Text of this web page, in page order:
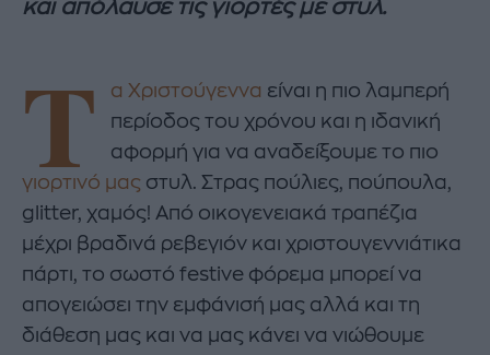
και απόλαυσε τις γιορτές με στυλ.
Τ α Χριστούγεννα είναι η πιο λαμπερή
περίοδος του χρόνου και η ιδανική
αφορμή για να αναδείξουμε το πιο
γιορτινό μας στυλ. Στρας πούλιες, πούπουλα,
glitter, χαμός! Από οικογενειακά τραπέζια
μέχρι βραδινά ρεβεγιόν και χριστουγεννιάτικα
πάρτι, το σωστό festive φόρεμα μπορεί να
απογειώσει την εμφάνισή μας αλλά και τη
διάθεση μας και να μας κάνει να νιώθουμε